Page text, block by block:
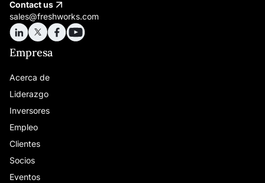
Contact us
sales@freshworks.com
Empresa
Acerca de
Liderazgo
Inversores
Empleo
Clientes
Socios
Eventos